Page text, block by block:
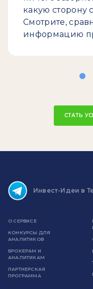
какую сторону
Смотрите,
информацию
СТАТЬ
Инвест-Идеи в
О СЕРВИСЕ
КОНКУРСЫ ДЛЯ
АНАЛИТИКОВ
БРОКЕРАМ И
АНАЛИТИКАМ
ПАРТНЕРСКАЯ
ПРОГРАММА